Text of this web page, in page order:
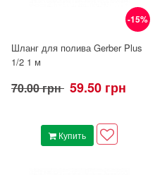
-15%
Шланг для полива Gerber Plus
1/2 1 м
70.00 грн 59.50 грн
Купить